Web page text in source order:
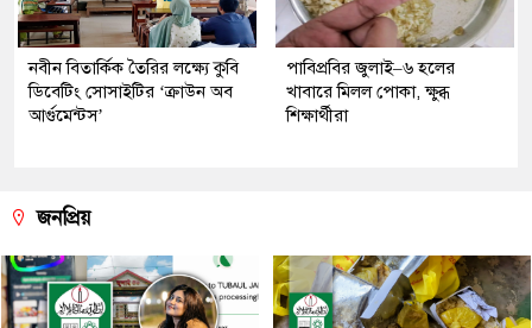
নবীন বিতার্কিক তৈরির লক্ষ্যে কুবি
ডিবেটিং সোসাইটির ‘ক্রাউন অব
আর্গুমেন্টস’
পাবিপ্রবির জুলাই–৬ হলের
খাবারে মিলল পোকা, ক্ষুব্ধ
শিক্ষার্থীরা
জনপ্রিয়